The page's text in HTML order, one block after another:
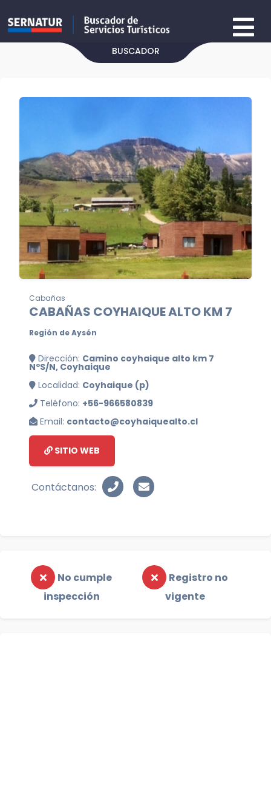
BUSCADOR
Cabañas
CABAÑAS COYHAIQUE ALTO KM 7
Región de Aysén
Dirección: Camino coyhaique alto km 7
NºS/N, Coyhaique
Localidad: Coyhaique (p)
Teléfono: +56-966580839
Email: contacto@coyhaiquealto.cl
SITIO WEB
Contáctanos:
No cumple
inspección
Registro no
vigente